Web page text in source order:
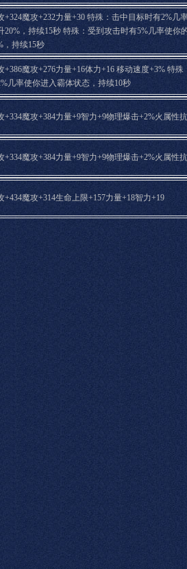
+324魔攻+232力量+30 特殊：击中目标时有2%几
20%，持续15秒 特殊：受到攻击时有5%几率使你
，持续15秒
+386魔攻+276力量+16体力+16 移动速度+3% 特
几率使你进入霸体状态，持续10秒
+334魔攻+384力量+9智力+9物理爆击+2%火属性
+334魔攻+384力量+9智力+9物理爆击+2%火属性
+434魔攻+314生命上限+157力量+18智力+19